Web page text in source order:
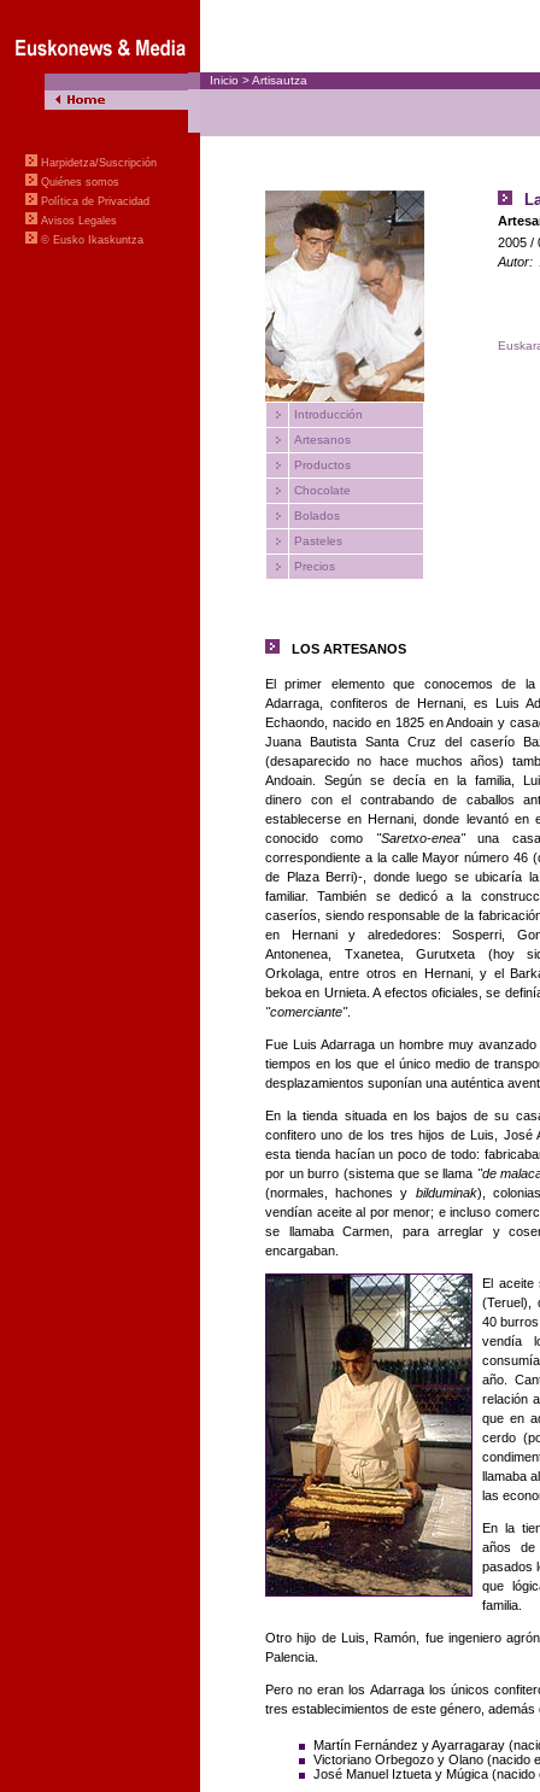
2005 /
Autor:
Introducción
Artesanos
Productos
Chocolate
Bolados
Pasteles
Precios
LOS ARTESANOS
El primer elemento que conocemos de la
Adarraga, confiteros de Hernani, es Luis
Echaondo, nacido en 1825 en Andoain y
Juana Bautista Santa Cruz del caserío
(desaparecido no hace muchos años)
Andoain. Según se decía en la familia,
dinero con el contrabando de caballos
establecerse en Hernani, donde levantó en
conocido como "Saretxo-enea"una
correspondiente a la calle Mayor número 46
de Plaza Berri)-, donde luego se ubicaría la
familiar. También se dedicó a la
caseríos, siendo responsable de la
en Hernani y alrededores: Sosperri,
Antonenea, Txanetea, Gurutxeta (hoy
Orkolaga, entre otros en Hernani, y el
bekoa en Urnieta. A efectos oficiales, se
"comerciante".
Fue Luis Adarraga un hombre muy
tiempos en los que el único medio de
desplazamientos suponían una auténtica
En la tienda situada en los bajos de su
confitero uno de los tres hijos de Luis, José
esta tienda hacían un poco de todo:
por un burro (sistema que se llama "de
(normales, hachones y bilduminak),
vendían aceite al por menor; e incluso
se llamaba Carmen, para arreglar y
encargaban.
El aceite
(Teruel),
40
vendía
año.
relación
que en
cerdo
llamaba
las
En la
años
pasados
que
familia.
Otro hijo de Luis, Ramón, fue ingeniero
Palencia.
Pero no eran los Adarraga los únicos
tres establecimientos de este género, además
Martín Fernández y Ayarragaray
Victoriano Orbegozo y Olano (nacido
José Manuel Iztueta y Múgica (nacido
Harpidetza/Suscripción
Quiénes somos
Política de Privacidad
Avisos Legales
© Eusko Ikaskuntza
Inicio >Artisautza